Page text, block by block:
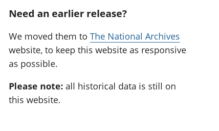
Need an earlier release?
We moved them to The National Archives
website, to keep this website as responsive
as possible.
Please note: all historical data is still on
this website.